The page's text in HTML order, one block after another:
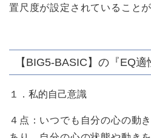
置尺度が設定されていること
【BIG5-BASIC】の『EQ
１．私的自己意識
４点：いつでも自分の心の動